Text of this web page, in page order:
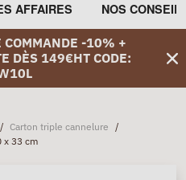
AFFAIRES NOS
COMMANDE -10% +
DÈS 149€HT CODE:
/ Carton triple cannelure /
x 33 cm